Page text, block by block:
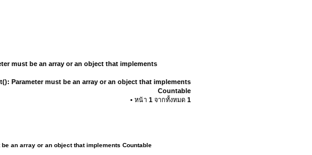
must be an array or an object that implements
Parameter must be an array or an object that implements
Countable
• หน้า 1 จากทั้งหมด 1
an array or an object that implements Countable